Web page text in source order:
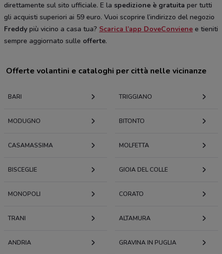
direttamente sul sito ufficiale. E la spedizione è gratuita per tutti
gli acquisti superiori ai 59 euro. Vuoi scoprire l’indirizzo del negozio
Freddy più vicino a casa tua? Scarica l’app DoveConviene e tieniti
sempre aggiornato sulle offerte.
Offerte volantini e cataloghi per città nelle vicinanze
BARI TRIGGIANO
MODUGNO BITONTO
CASAMASSIMA MOLFETTA
BISCEGLIE GIOIA DEL COLLE
MONOPOLI CORATO
TRANI ALTAMURA
ANDRIA GRAVINA IN PUGLIA